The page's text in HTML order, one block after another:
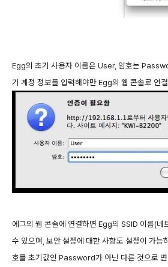
Egg의 초기 사용자 이름은 User, 암호는
기 계정 정보를 입력해야만 Egg의 웹 콘솔로 연
에그의 웹 콘솔에 연결하면 Egg의 SSID 이름(네
수 있으며, 보안 설정에 대한 사항도 설정이 가능
호를 초기값인 Password가 아닌 다른 것으로